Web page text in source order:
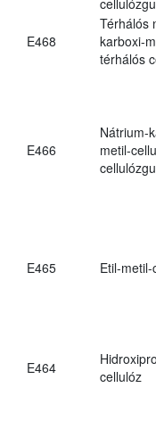
E468
Térhálós
karboxi-
térhálós
E466
Nátrium-
metil-
E465 Etil-
E464
cellulóz